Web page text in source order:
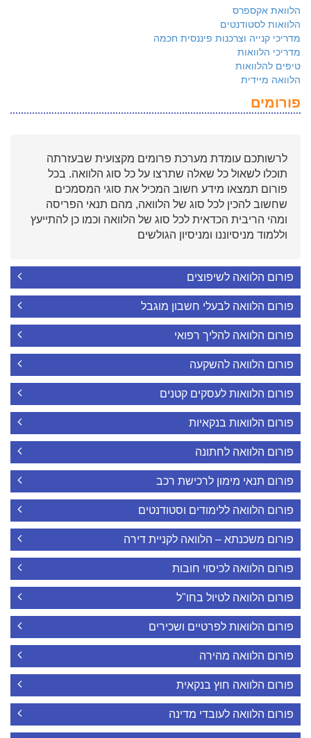
הלוואת אקספרס
הלוואות לסטודנטים
מדריכי קנייה וצרכנות פיננסית חכמה
מדריכי הלוואות
טיפים להלוואות
הלוואה מיידית
פורומים
לרשותכם עומדת מערכת פרומים מקצועית שבעזרתה
תוכלו לשאול כל שאלה שתרצו על כל סוג הלוואה. בכל
פורום תמצאו מידע חשוב המכיל את סוגי המסמכים
שחשוב להכין לכל סוג של הלוואה, מהם תנאי הפריסה
ומהי הריבית הכדאית לכל סוג של הלוואה וכמו כן להתייעץ
וללמוד מניסיוננו ומניסיון הגולשים
פורום הלוואה לשיפוצים
פורום הלוואה לבעלי חשבון מוגבל
פורום הלוואה להליך רפואי
פורום הלוואה להשקעה
פורום הלוואות לעסקים קטנים
פורום הלוואות בנקאיות
פורום הלוואה לחתונה
פורום תנאי מימון לרכישת רכב
פורום הלוואה ללימודים וסטודנטים
פורום משכנתא – הלוואה לקניית דירה
פורום הלוואה לכיסוי חובות
פורום הלוואה לטיול בחו"ל
פורום הלוואות לפרטיים ושכירים
פורום הלוואה מהירה
פורום הלוואה חוץ בנקאית
פורום הלוואה לעובדי מדינה